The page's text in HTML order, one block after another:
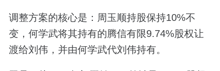
调整方案的核心是：周玉顺持股保持10%不
变，何学武将其持有的腾信有限9.74%股权让
渡给刘伟，并由何学武代刘伟持有。